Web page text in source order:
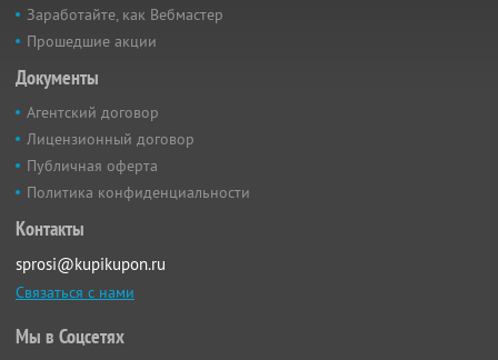
Заработайте, как Вебмастер
Прошедшие акции
Документы
Агентский договор
Лицензионный договор
Публичная оферта
Политика конфиденциальности
Контакты
sprosi@kupikupon.ru
Связаться с нами
Мы в Соцсетях